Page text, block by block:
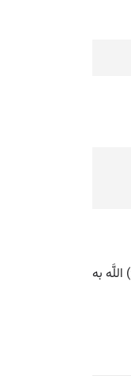
💡 اللَّهُ یَبْسُطُ الرِّزْقَ لِمَنْ یَشاءُ مِنْ عِبادِهِ اللَّه می‌گستراند فراخ روزی او را که خواهد از بندگان خویش وَ یَقْدِرُ لَهُ و تنگ میدارد بر ایشان او را که خواهد إِنَّ اللَّهَ بِکُلِّ شَیْ‌ءٍ عَلِیمٌ (۶۲) اللَّه به